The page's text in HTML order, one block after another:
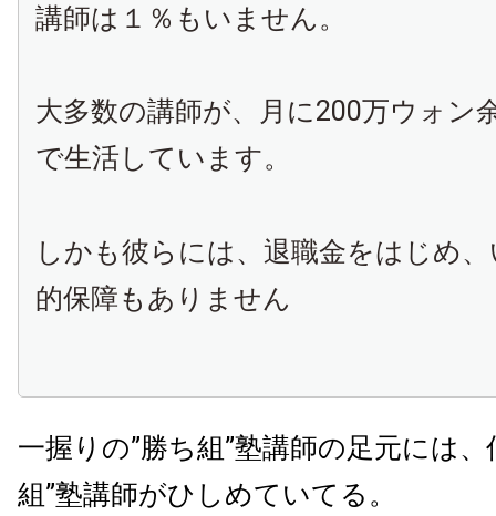
講師は１％もいません。
大多数の講師が、月に200万ウォン
で生活しています。
しかも彼らには、退職金をはじめ
的保障もありません
一握りの”勝ち組”塾講師の足元には
組”塾講師がひしめていてる。